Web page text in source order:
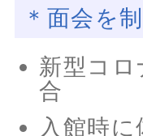
＊面会を
新型コ
合
入館時